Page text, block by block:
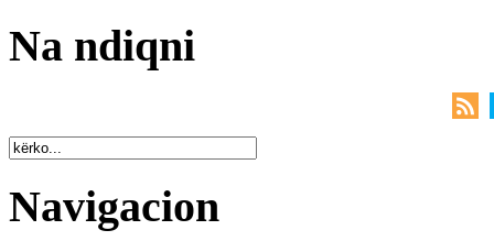
Na ndiqni
Navigacion